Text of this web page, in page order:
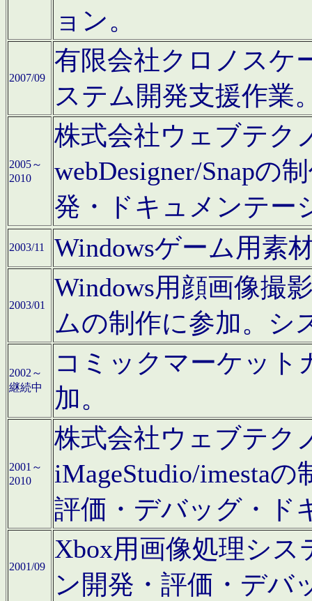
ョン。
2007/09
有限会社クロノスケ
ステム開発支援作業
2005～
2010
株式会社ウェブテク
webDesigner/Snapの
発・ドキュメンテー
2003/11 Windowsゲーム用素
2003/01
Windows用顔画像撮
ムの制作に参加。シ
2002～
継続中
コミックマーケット
加。
2001～
2010
株式会社ウェブテク
iMageStudio/imesta
評価・デバッグ・ド
2001/09
Xbox用画像処理シ
ン開発・評価・デバ